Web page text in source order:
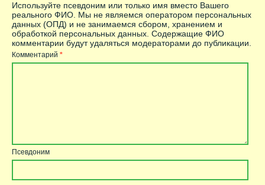
Используйте псевдоним или только имя вместо Вашего
реального ФИО. Мы не являемся оператором персональных
данных (ОПД) и не занимаемся сбором, хранением и
обработкой персональных данных. Содержащие ФИО
комментарии будут удаляться модераторами до публикации.
Комментарий *
Псевдоним